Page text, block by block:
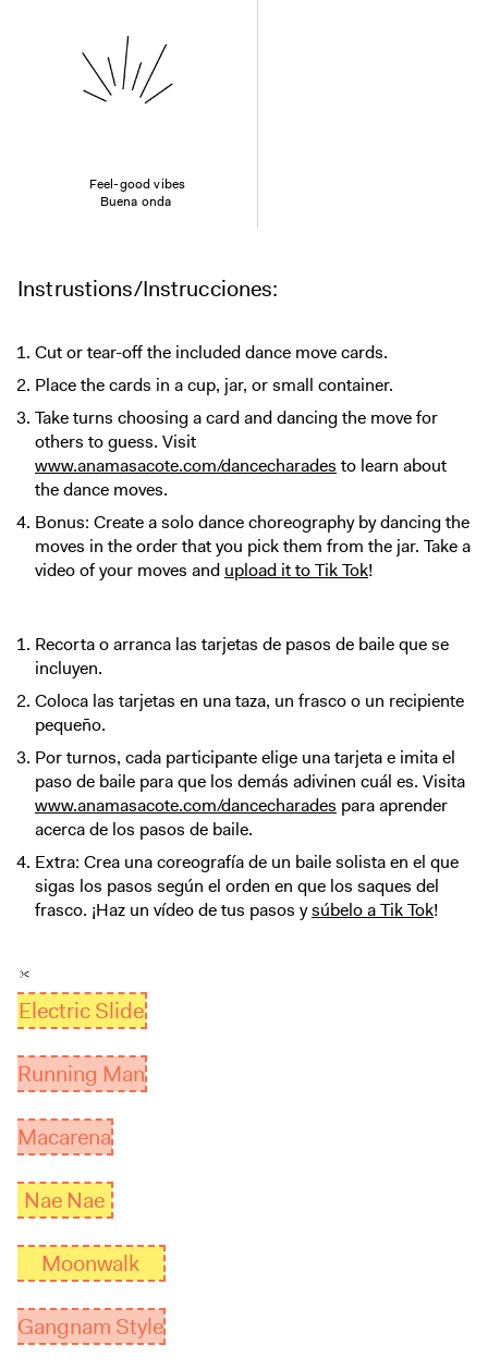
Feel-good vibes
Buena onda
Instrustions/Instrucciones:
Cut or tear-off the included dance move cards.
Place the cards in a cup, jar, or small container.
Take turns choosing a card and dancing the move for
others to guess. Visit
www.anamasacote.com/dancecharades to learn about
the dance moves.
Bonus: Create a solo dance choreography by dancing the
moves in the order that you pick them from the jar. Take a
video of your moves and upload it to Tik Tok!
Recorta o arranca las tarjetas de pasos de baile que se
incluyen.
Coloca las tarjetas en una taza, un frasco o un recipiente
pequeño.
Por turnos, cada participante elige una tarjeta e imita el
paso de baile para que los demás adivinen cuál es. Visita
www.anamasacote.com/dancecharades para aprender
acerca de los pasos de baile.
Extra: Crea una coreografía de un baile solista en el que
sigas los pasos según el orden en que los saques del
frasco. ¡Haz un vídeo de tus pasos ysúbelo a Tik Tok!
Electric Slide
Running Man
Macarena
Nae Nae
Moonwalk
Gangnam Style